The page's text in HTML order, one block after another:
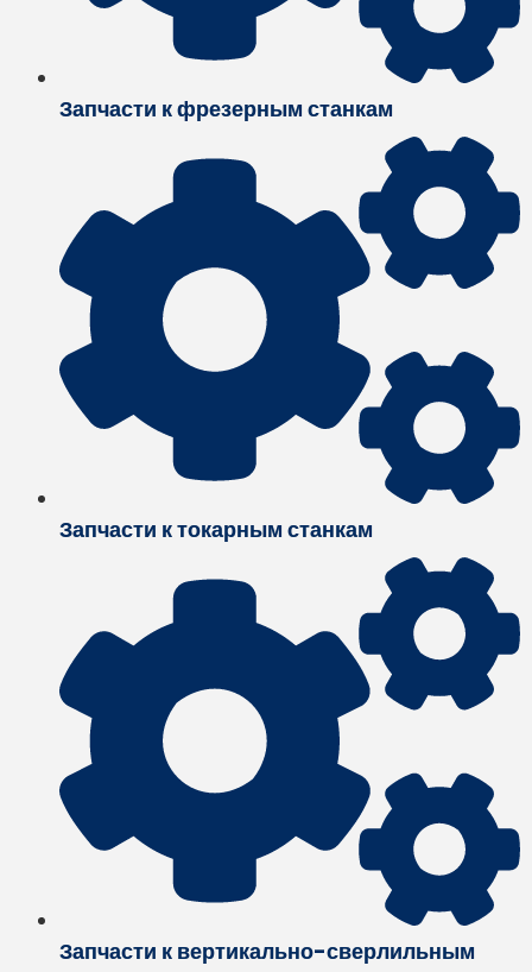
Запчасти к фрезерным станкам
Запчасти к токарным станкам
Запчасти к вертикально-сверлильным